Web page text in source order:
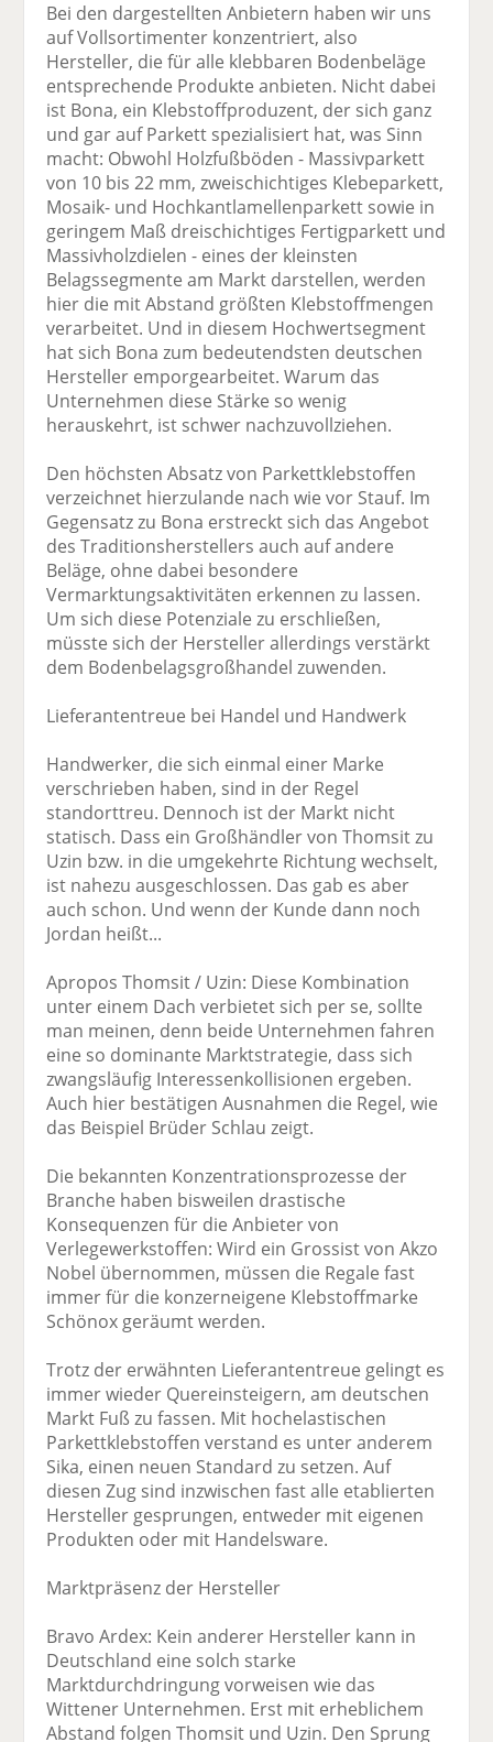
Bei den dargestellten Anbietern haben wir uns
auf Vollsortimenter konzentriert, also
Hersteller, die für alle klebbaren Bodenbeläge
entsprechende Produkte anbieten. Nicht dabei
ist Bona, ein Klebstoffproduzent, der sich ganz
und gar auf Parkett spezialisiert hat, was Sinn
macht: Obwohl Holzfußböden - Massivparkett
von 10 bis 22 mm, zweischichtiges Klebeparkett,
Mosaik- und Hochkantlamellenparkett sowie in
geringem Maß dreischichtiges Fertigparkett und
Massivholzdielen - eines der kleinsten
Belagssegmente am Markt darstellen, werden
hier die mit Abstand größten Klebstoffmengen
verarbeitet. Und in diesem Hochwertsegment
hat sich Bona zum bedeutendsten deutschen
Hersteller emporgearbeitet. Warum das
Unternehmen diese Stärke so wenig
herauskehrt, ist schwer nachzuvollziehen.
Den höchsten Absatz von Parkettklebstoffen
verzeichnet hierzulande nach wie vor Stauf. Im
Gegensatz zu Bona erstreckt sich das Angebot
des Traditionsherstellers auch auf andere
Beläge, ohne dabei besondere
Vermarktungsaktivitäten erkennen zu lassen.
Um sich diese Potenziale zu erschließen,
müsste sich der Hersteller allerdings verstärkt
dem Bodenbelagsgroßhandel zuwenden.
Lieferantentreue bei Handel und Handwerk
Handwerker, die sich einmal einer Marke
verschrieben haben, sind in der Regel
standorttreu. Dennoch ist der Markt nicht
statisch. Dass ein Großhändler von Thomsit zu
Uzin bzw. in die umgekehrte Richtung wechselt,
ist nahezu ausgeschlossen. Das gab es aber
auch schon. Und wenn der Kunde dann noch
Jordan heißt...
Apropos Thomsit / Uzin: Diese Kombination
unter einem Dach verbietet sich per se, sollte
man meinen, denn beide Unternehmen fahren
eine so dominante Marktstrategie, dass sich
zwangsläufig Interessenkollisionen ergeben.
Auch hier bestätigen Ausnahmen die Regel, wie
das Beispiel Brüder Schlau zeigt.
Die bekannten Konzentrationsprozesse der
Branche haben bisweilen drastische
Konsequenzen für die Anbieter von
Verlegewerkstoffen: Wird ein Grossist von Akzo
Nobel übernommen, müssen die Regale fast
immer für die konzerneigene Klebstoffmarke
Schönox geräumt werden.
Trotz der erwähnten Lieferantentreue gelingt es
immer wieder Quereinsteigern, am deutschen
Markt Fuß zu fassen. Mit hochelastischen
Parkettklebstoffen verstand es unter anderem
Sika, einen neuen Standard zu setzen. Auf
diesen Zug sind inzwischen fast alle etablierten
Hersteller gesprungen, entweder mit eigenen
Produkten oder mit Handelsware.
Marktpräsenz der Hersteller
Bravo Ardex: Kein anderer Hersteller kann in
Deutschland eine solch starke
Marktdurchdringung vorweisen wie das
Wittener Unternehmen. Erst mit erheblichem
Abstand folgen Thomsit und Uzin. Den Sprung